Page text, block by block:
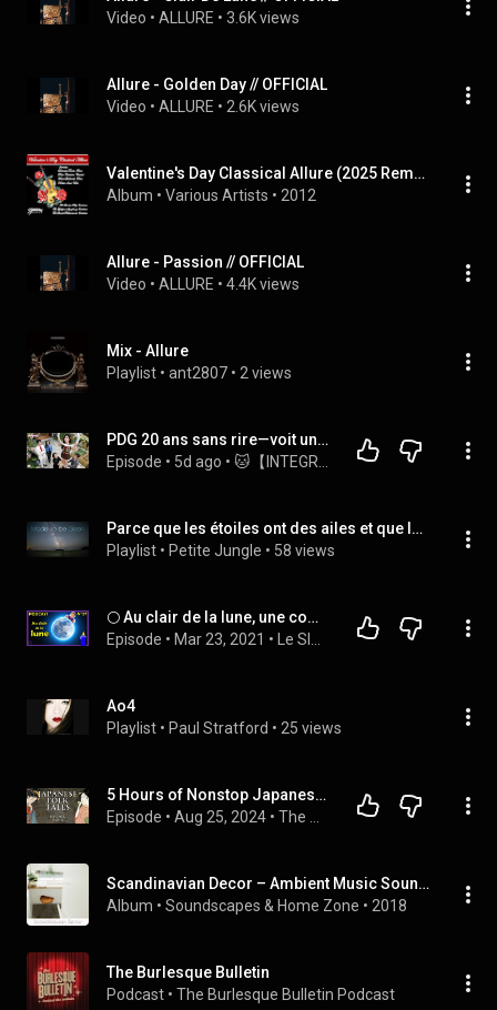
Video • ALLURE • 3.6K views
Allure - Golden Day // OFFICIAL
Video • ALLURE • 2.6K views
Valentine's Day Classical Allure (2025 Remaster)
Album • Various Artists • 2012
Allure - Passion // OFFICIAL
Video • ALLURE • 4.4K views
Mix - Allure
Playlist • ant2807 • 2 views
PDG 20 ans sans rire—voit une fausse héritière se pendre pour faire fuir la vraie.Il éclate de rire！
Episode • 5d ago •
Parce que les étoiles ont des ailes et que leur Charmante allure fait rougir la Lune et pâlir le Soleil.
Playlist • Petite Jungle • 58 views
🌕 Au clair de la lune, une comptine pour enfants ? 🤔 (NON) - Simple Podcast n°27 🎙
Episode • Mar 23, 2021 •
Ao4
Playlist • Paul Stratford • 25 views
5 Hours of Nonstop Japanese Folklore | Human Voiced, No Ads
Episode • Aug 25, 2024 •
Scandinavian Decor – Ambient Music Soundscapes for Your Home
Album • Soundscapes & Home Zone • 2018
The Burlesque Bulletin
Podcast • The Burlesque Bulletin Podcast